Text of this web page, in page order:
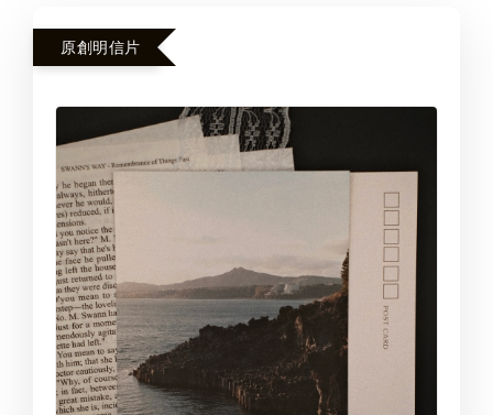
原創明信片